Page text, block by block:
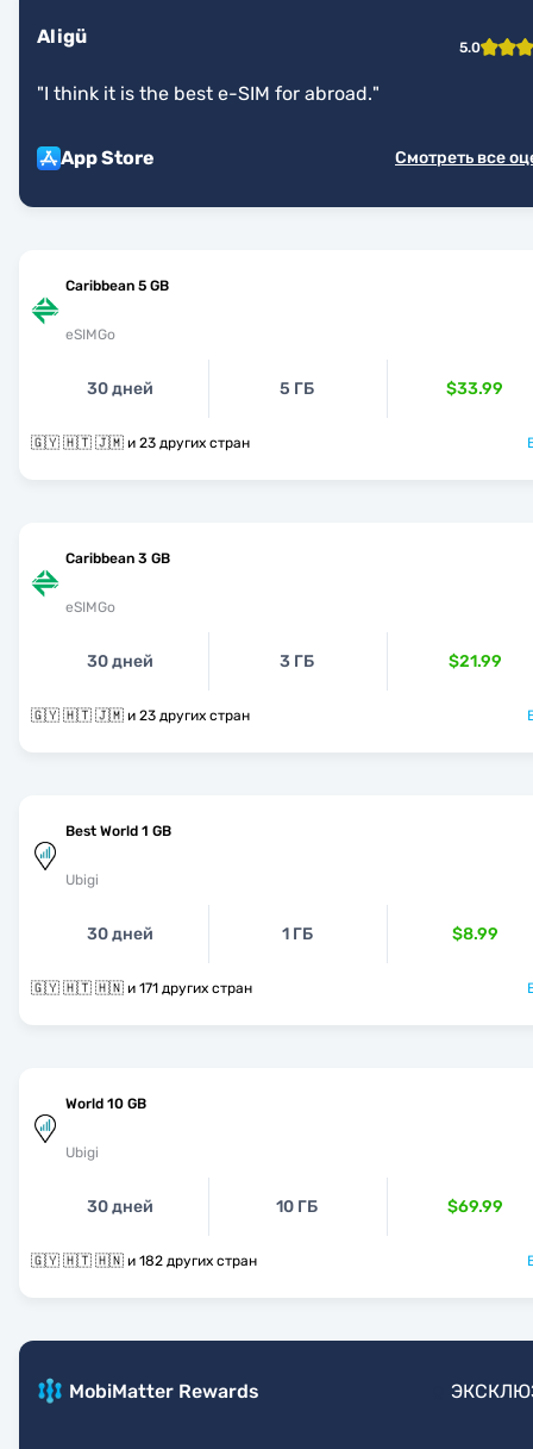
Aligü 5.0
"I think it is the best e-SIM for abroad."
App Store Смотреть все
Caribbean 5 GB
eSIMGo
30 дней 5 ГБ $33.99
🇬🇾 🇭🇹 🇯🇲 и 23 других стран
Caribbean 3 GB
eSIMGo
30 дней 3 ГБ $21.99
🇬🇾 🇭🇹 🇯🇲 и 23 других стран
Best World 1 GB
Ubigi
30 дней 1 ГБ $8.99
🇬🇾 🇭🇹 🇭🇳 и 171 других стран
World 10 GB
Ubigi
30 дней 10 ГБ $69.99
🇬🇾 🇭🇹 🇭🇳 и 182 других стран
MobiMatter Rewards